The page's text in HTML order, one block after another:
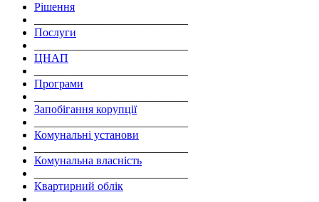
Рішення
Послуги
ЦНАП
Програми
Запобігання корупції
Комунальні установи
Комунальна власність
Квартирний облік